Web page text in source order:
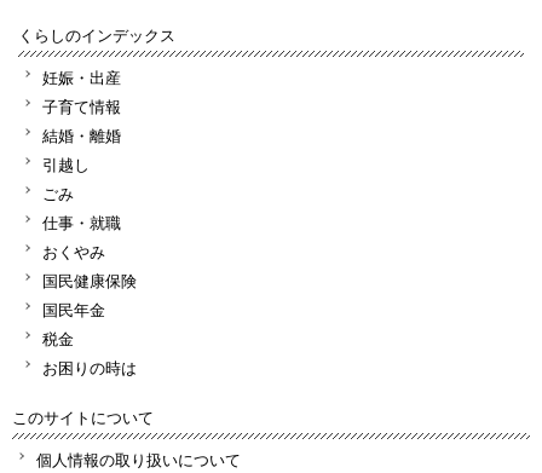
くらしのインデックス
妊娠・出産
子育て情報
結婚・離婚
引越し
ごみ
仕事・就職
おくやみ
国民健康保険
国民年金
税金
お困りの時は
このサイトについて
個人情報の取り扱いについて